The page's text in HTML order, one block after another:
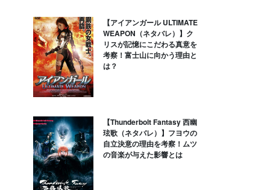
【アイアンガール ULTIMATE
WEAPON（ネタバレ）】ク
リスが記憶にこだわる真意を
考察！富士山に向かう理由と
は？
【Thunderbolt Fantasy 西幽
玹歌（ネタバレ）】フヨウの
自立決意の理由を考察！ムツ
の音楽が与えた影響とは